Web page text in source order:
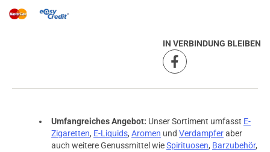
IN VERBINDUNG BLEIBEN
Umfangreiches Angebot: Unser Sortiment umfasst E-
Zigaretten, E-Liquids, Aromen und Verdampferaber
auch weitere Genussmittel wieSpirituosen, Barzubehör,